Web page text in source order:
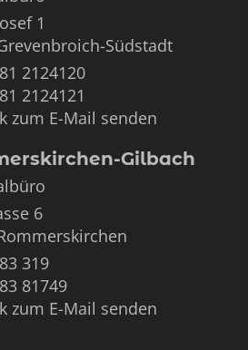
1
Südstadt
2124120
2124121
zum E-Mail senden
Gilbach
6
319
81749
zum E-Mail senden